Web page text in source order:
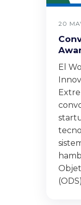
20
El